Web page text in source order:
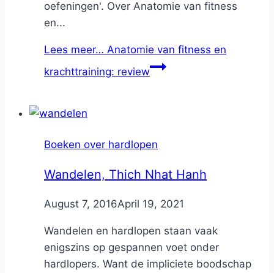
oefeningen'. Over Anatomie van fitness
en...
Lees meer… Anatomie van fitness en
krachttraining: review
Boeken over hardlopen
Wandelen, Thich Nhat Hanh
ByNicole
August 7, 2016April 19, 2021
Wandelen en hardlopen staan vaak
enigszins op gespannen voet onder
hardlopers. Want de impliciete boodschap